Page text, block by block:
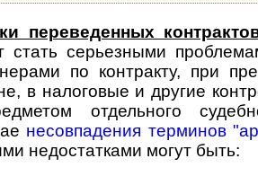
переведенных
стать серьезными
по контракту, при
в налоговые и другие
отдельного
несовпадения терминов
недостатками могут быть: